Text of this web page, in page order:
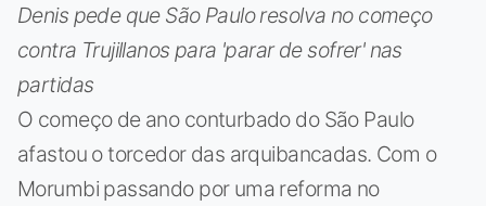
Denis pede que São Paulo resolva no começo
contra Trujillanos para 'parar de sofrer' nas
partidas
O começo de ano conturbado do São Paulo
afastou o torcedor das arquibancadas. Com o
Morumbi passando por uma reforma no